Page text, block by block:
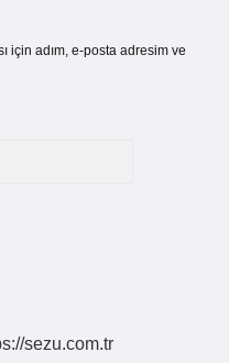
için adım, e-posta adresim ve
sezu.com.tr